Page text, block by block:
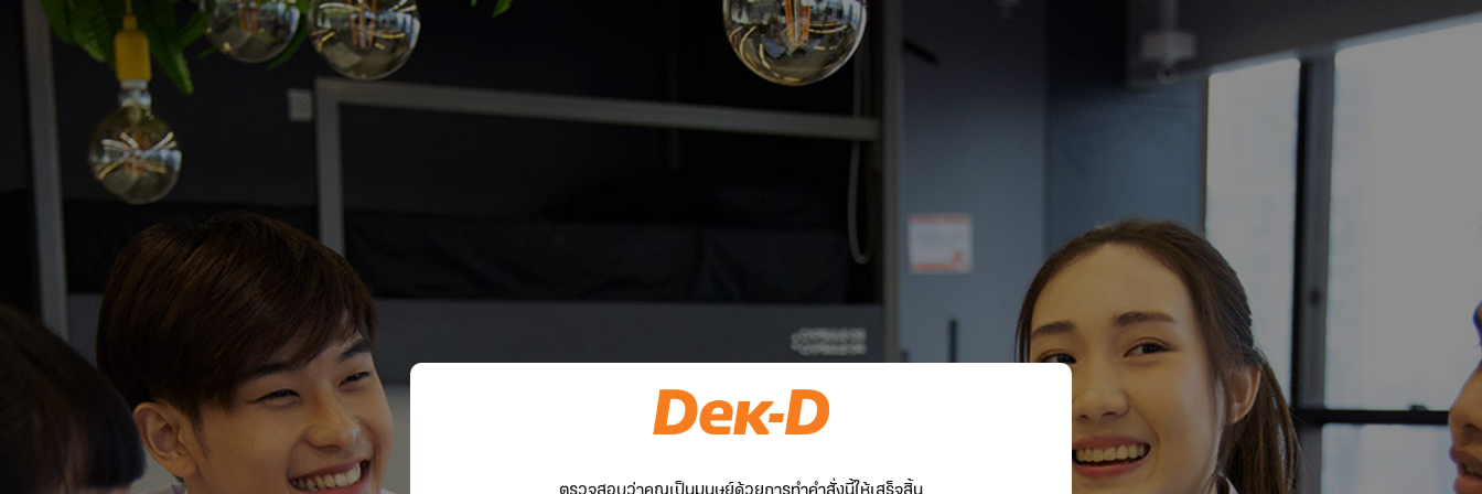
ตรวจสอบว่าคุณเป็นมนุษย์ด้วยการทำคำสั่งนี้ให้เสร็จสิ้น